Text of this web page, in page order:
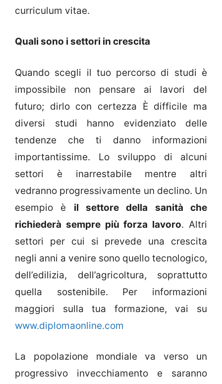
curriculum vitae.
Quali sono i settori in crescita
Quando scegli il tuo percorso di studi è
impossibile non pensare ai lavori del
futuro; dirlo con certezza È difficile ma
diversi studi hanno evidenziato delle
tendenze che ti danno informazioni
importantissime. Lo sviluppo di alcuni
settori è inarrestabile mentre altri
vedranno progressivamente un declino. Un
esempio è il settore della sanità che
richiederà sempre più forza lavoro. Altri
settori per cui si prevede una crescita
negli anni a venire sono quello tecnologico,
dell’edilizia, dell’agricoltura, soprattutto
quella sostenibile. Per informazioni
maggiori sulla tua formazione, vai su
www.diplomaonline.com
La popolazione mondiale va verso un
progressivo invecchiamento e saranno